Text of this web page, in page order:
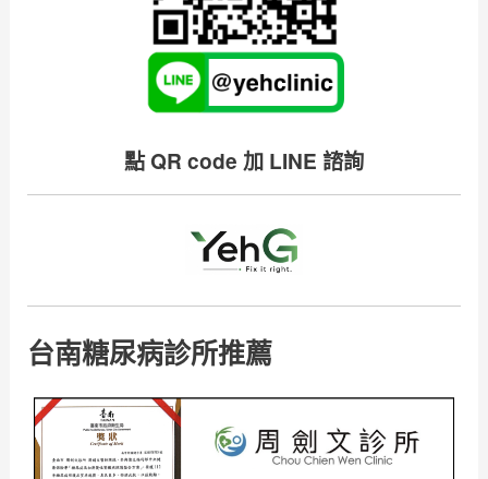
點 QR code 加 LINE 諮詢
台南糖尿病診所推薦